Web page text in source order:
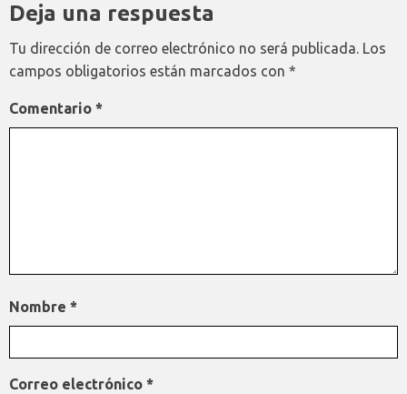
Deja una respuesta
Tu dirección de correo electrónico no será publicada. Los
campos obligatorios están marcados con *
Comentario *
Nombre *
Correo electrónico *